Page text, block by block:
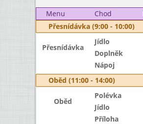
Menu
Chod
Přesnídávka (9:00 - 10:00)
Přesnídávka
Jídlo
Doplněk
Nápoj
Oběd (11:00 - 14:00)
Oběd
Polévka
Jídlo
Příloha